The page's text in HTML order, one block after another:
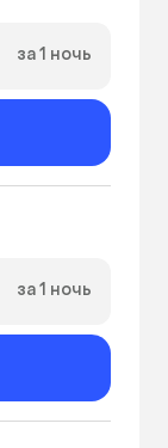
за 1 ночь
за 1 ночь